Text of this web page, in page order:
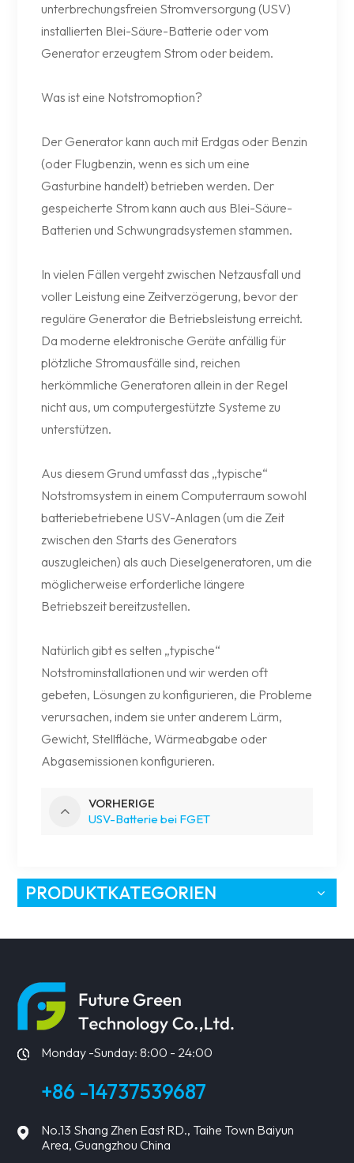
unterbrechungsfreien Stromversorgung (USV)
installierten Blei-Säure-Batterie oder vom
Generator erzeugtem Strom oder beidem.
Was ist eine Notstromoption?
Der Generator kann auch mit Erdgas oder Benzin
(oder Flugbenzin, wenn es sich um eine
Gasturbine handelt) betrieben werden. Der
gespeicherte Strom kann auch aus Blei-Säure-
Batterien und Schwungradsystemen stammen.
In vielen Fällen vergeht zwischen Netzausfall und
voller Leistung eine Zeitverzögerung, bevor der
reguläre Generator die Betriebsleistung erreicht.
Da moderne elektronische Geräte anfällig für
plötzliche Stromausfälle sind, reichen
herkömmliche Generatoren allein in der Regel
nicht aus, um computergestützte Systeme zu
unterstützen.
Aus diesem Grund umfasst das „typische“
Notstromsystem in einem Computerraum sowohl
batteriebetriebene USV-Anlagen (um die Zeit
zwischen den Starts des Generators
auszugleichen) als auch Dieselgeneratoren, um die
möglicherweise erforderliche längere
Betriebszeit bereitzustellen.
Natürlich gibt es selten „typische“
Notstrominstallationen und wir werden oft
gebeten, Lösungen zu konfigurieren, die Probleme
verursachen, indem sie unter anderem Lärm,
Gewicht, Stellfläche, Wärmeabgabe oder
Abgasemissionen konfigurieren.
VORHERIGE
USV-Batterie bei FGET
PRODUKTKATEGORIEN
Monday -Sunday: 8:00 - 24:00
+86 -14737539687
No.13 Shang Zhen East RD., Taihe Town Baiyun
Area, Guangzhou China